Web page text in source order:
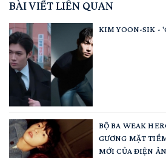
BÀI VIẾT LIÊN QUAN
KIM YOON-SIK -
BỘ BA WEAK
GƯƠNG MẶT
MỚI CỦA ĐIỆN